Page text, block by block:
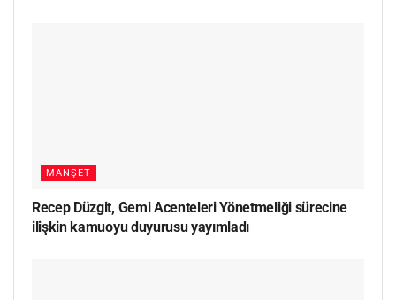
MANŞET
Recep Düzgit, Gemi Acenteleri Yönetmeliği sürecine
ilişkin kamuoyu duyurusu yayımladı